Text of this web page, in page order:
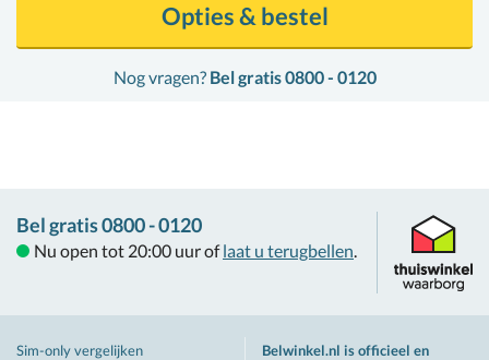
Nog vragen? Bel gratis 0800 - 0120
Opties & bestel
Bel gratis 0800 - 0120
Nu open tot 20:00 uur of laat u terugbellen.
Sim-only vergelijken Belwinkel.nl is officieel en